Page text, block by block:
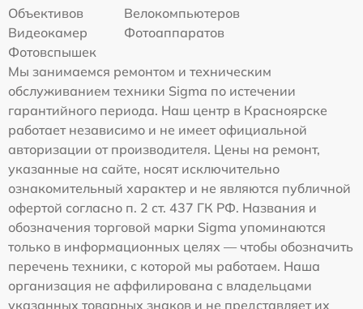
Объективов
Велокомпьютеров
Видеокамер
Фотоаппаратов
Фотовспышек
Мы занимаемся ремонтом и техническим
обслуживанием техники Sigma по истечении
гарантийного периода. Наш центр в Красноярске
работает независимо и не имеет официальной
авторизации от производителя. Цены на ремонт,
указанные на сайте, носят исключительно
ознакомительный характер и не являются публичной
офертой согласно п. 2 ст. 437 ГК РФ. Названия и
обозначения торговой марки Sigma упоминаются
только в информационных целях — чтобы обозначить
перечень техники, с которой мы работаем. Наша
организация не аффилирована с владельцами
указанных товарных знаков и не представляет их